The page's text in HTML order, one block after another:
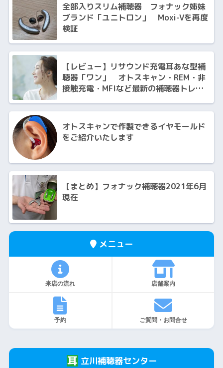
全部入りスリム補聴器 フォナック姉妹
ブランド「ユニトロン」 Moxi-Vを再度
検証
【レビュー】リサウンド充電耳あな型補
聴器「ワン」 オトスキャン・REM・非
接触充電・MFIなど最新の補聴器トレン
オトスキャンで作製できるイヤモールド
をご紹介いたします
【まとめ】フォナック補聴器2021年6月
現在
メニュー
来店の流れ 店舗案内
予約 ご質問・お問合せ
立川補聴器センター